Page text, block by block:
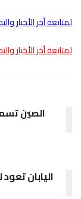
لمتابعة أخر الأخبار
لمتابعة أخر الأخبار
الصين
اليابان